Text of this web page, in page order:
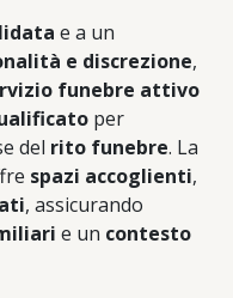
e a un
e discrezione,
funebre attivo
per
del rito funebre. La
spazi accoglienti,
, assicurando
e un contesto